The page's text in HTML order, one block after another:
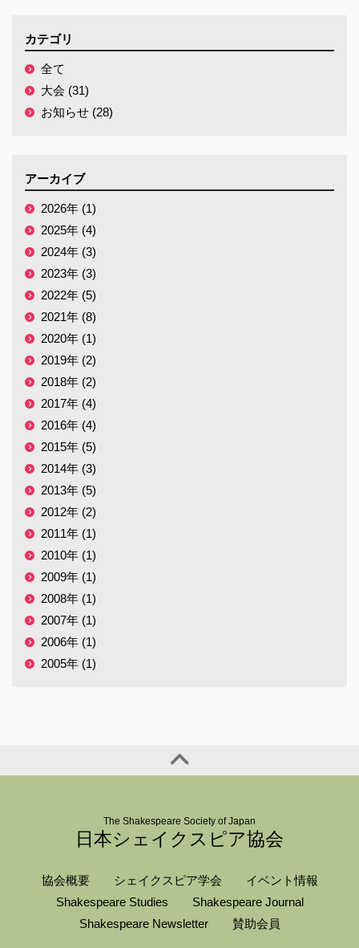
カテゴリ
全て
大会 (31)
お知らせ (28)
アーカイブ
2026年 (1)
2025年 (4)
2024年 (3)
2023年 (3)
2022年 (5)
2021年 (8)
2020年 (1)
2019年 (2)
2018年 (2)
2017年 (4)
2016年 (4)
2015年 (5)
2014年 (3)
2013年 (5)
2012年 (2)
2011年 (1)
2010年 (1)
2009年 (1)
2008年 (1)
2007年 (1)
2006年 (1)
2005年 (1)
The Shakespeare Society of Japan
日本シェイクスピア協会
協会概要 シェイクスピア学会
イベント情報
Shakespeare Studies
Shakespeare Journal
Shakespeare Newsletter
賛助会員